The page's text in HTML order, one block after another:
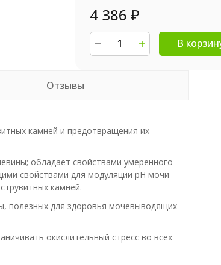
4 386 ₽
В
Отзывы
камней и предотвращения их
обладает свойствами умеренного
свойствами для модуляции pH мочи
камней.
полезных для здоровья мочевыводящих
окислительный стресс во всех